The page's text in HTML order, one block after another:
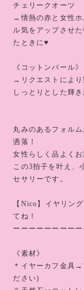
チェリークオーツ
→情熱の赤と女性ホ
ル気をアップさせ
たときに♥️
《コットンパール》
→リクエストにより
しっとりとした輝
丸みのあるフォル
洒落！
女性らしく品よくお
この3拍子を叶え、
セサリーです。
【Nico】イヤリン
てね！
ーーーーーーーー
《素材》
＊イヤーカフ金具
ださい)